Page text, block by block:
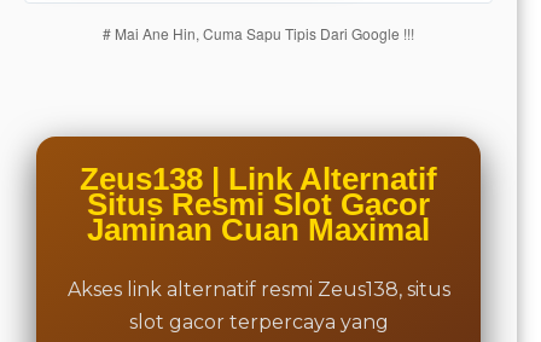
for. The
the item
price
and a
buyer
View
# Mai Ane Hin, Cuma Sapu Tipis Dari Google !!!
Zeus138 | Link Alternatif
Situs Resmi Slot Gacor
Jaminan Cuan Maximal
Akses link alternatif resmi Zeus138, situs
slot gacor terpercaya yang